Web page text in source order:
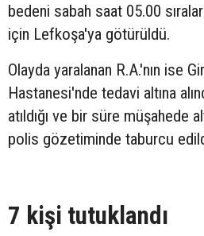
bedeni sabah saat 05.00
için Lefkoşa'ya götürüldü.
Olayda yaralanan R.A.'nın ise
Hastanesi'nde tedavi altına
atıldığı ve bir süre müşahede
polis gözetiminde taburcu
7 kişi tutuklandı